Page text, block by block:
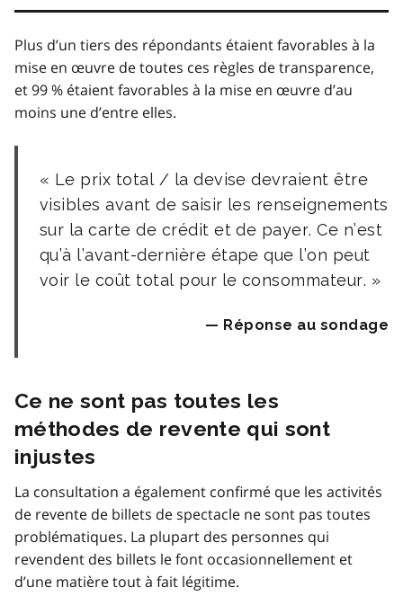
Plus d’un tiers des répondants étaient favorables à la
mise en œuvre de toutes ces règles de transparence,
et 99 % étaient favorables à la mise en œuvre d’au
moins une d’entre elles.
Le prix total / la devise devraient être
visibles avant de saisir les renseignements
sur la carte de crédit et de payer. Ce n’est
qu’à l’avant-dernière étape que l’on peut
voir le coût total pour le consommateur.
Réponse au sondage
Ce ne sont pas toutes les
méthodes de revente qui sont
injustes
La consultation a également confirmé que les activités
de revente de billets de spectacle ne sont pas toutes
problématiques. La plupart des personnes qui
revendent des billets le font occasionnellement et
d’une matière tout à fait légitime.